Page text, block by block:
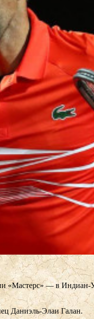
«Мастерс» — в
Даниэль-Элаи Галан.